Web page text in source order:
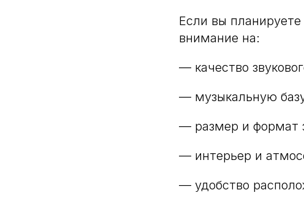
Если вы планируете
внимание на:
— качество
— музыкальную
— размер и формат
— интерьер и
— удобство